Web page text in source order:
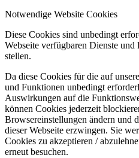
Notwendige Website Cookies
Diese Cookies sind unbedingt
Webseite verfügbaren Dienste
stellen.
Da diese Cookies für die auf
und Funktionen unbedingt
Auswirkungen auf die
können Cookies jederzeit
Browsereinstellungen ändern und
dieser Webseite erzwingen. Sie
Cookies zu akzeptieren /
erneut besuchen.